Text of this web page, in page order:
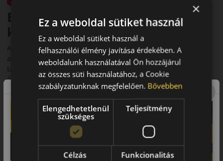
Bevezető – Biztonság és
kényelem egész évben
A Kumho Solus 4S HA32 egy modern négyévszakos abroncs,
amely személyautókhoz és crossoverekhez készült. Kiváló
tapadást és kényelmes vezetési élményt nyújt minden
évszakban, beleértve a havas körülményeket is.
Futófelület és tapadás
A V-alakú futófelület és a sűrű lamellázás jobb vízelvezetést és
havas tapadást biztosít. A speciális gumikeverék javítja a
nedves tapadást, miközben rövid fékutat garantál. Az új
generációs technológia 15%-kal jobb nedves teljesítményt
nyújt az előző modellhez képest.
×
Ez a weboldal sütiket használ
Ez a weboldal sütiket használ a
felhasználói élmény javítása érdekében. A
weboldalunk használatával Ön hozzájárul
az összes süti használatához, a Cookie
szabályzatunknak megfelelően. Bővebben
Elengedhetetlenül
szükséges
Teljesítmény
Célzás Funkcionalitás